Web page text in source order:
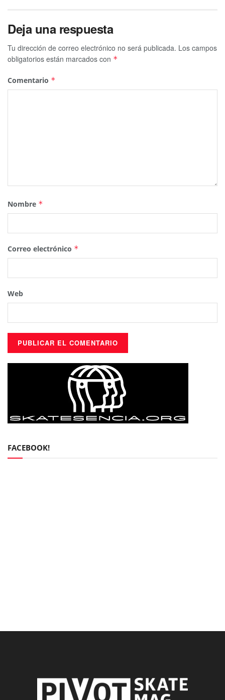
Deja una respuesta
Tu dirección de correo electrónico no será publicada. Los campos
obligatorios están marcados con *
Comentario *
Nombre *
Correo electrónico *
Web
FACEBOOK!